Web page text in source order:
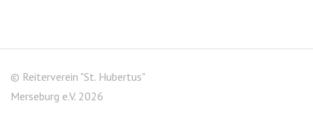
© Reiterverein "St. Hubertus"
Merseburg e.V. 2026